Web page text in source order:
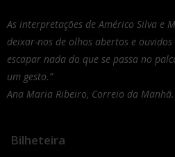
As interpretações de Américo Silva e
deixar-nos de olhos abertos e
escapar nada do que se passa no
um gesto.”
Ana Maria Ribeiro, Correio da
Bilheteira